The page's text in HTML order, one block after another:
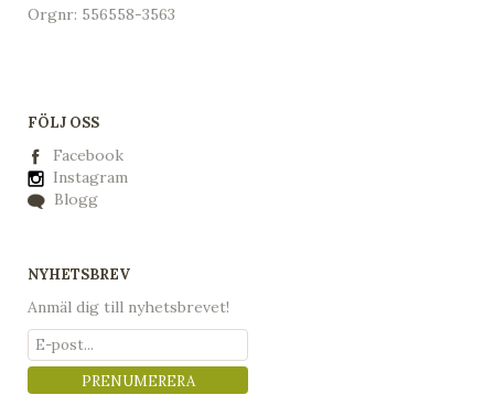
Orgnr: 556558-3563
FÖLJ OSS
Facebook
Instagram
Blogg
NYHETSBREV
Anmäl dig till nyhetsbrevet!
PRENUMERERA